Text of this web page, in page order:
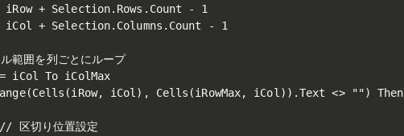
iRow + Selection.Rows.Count - 1
iCol + Selection.Columns.Count - 1
範囲を列ごとにループ
iCol To iColMax
iCol), Cells(iRowMax, iCol)).Text <> "") Then
区切り位置設定